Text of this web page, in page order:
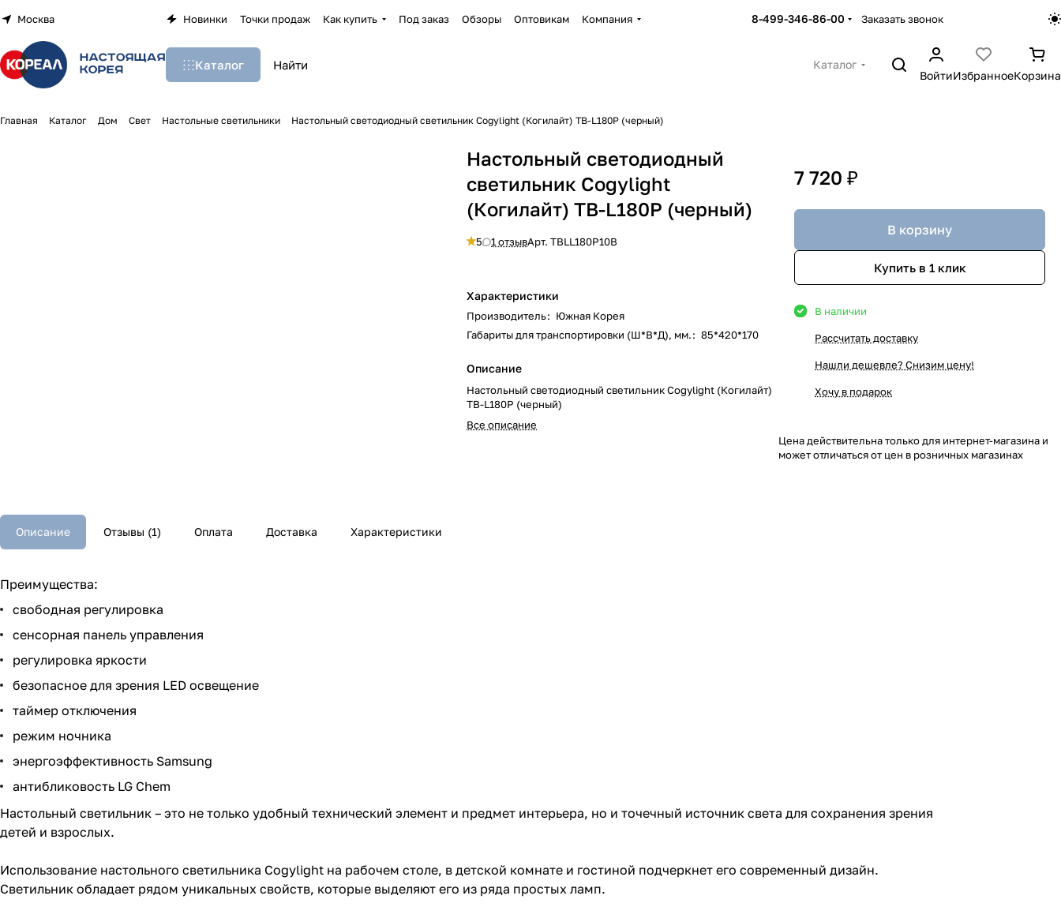
Москва Новинки Точки продаж Как купить Под заказ Обзоры Оптовикам Компания 8-499-346-86-00 Заказать звонок
Каталог
Каталог
ВойтиИзбранноеКорзина
Главная Каталог Дом Свет Настольные светильники Настольный светодиодный светильник Cogylight (Когилайт) TB-L180P (черный)
Настольный светодиодный
светильник Cogylight
(Когилайт) TB-L180P (черный)
5 1 отзывАрт.TBLL180P10B
Характеристики
Производитель: Южная Корея
Габариты для транспортировки (Ш*В*Д), мм.: 85*420*170
Описание
Настольный светодиодный светильник Cogylight (Когилайт)
TB-L180P (черный)
Все описание
7 720 ₽
В корзину
Купить в 1 клик
В наличии
Рассчитать доставку
Нашли дешевле? Снизим цену!
Хочу в подарок
Цена действительна только для интернет-магазина и
может отличаться от цен в розничных магазинах
Описание Отзывы (1) Оплата Доставка Характеристики
Преимущества:
свободная регулировка
сенсорная панель управления
регулировка яркости
безопасное для зрения LED освещение
таймер отключения
режим ночника
энергоэффективность Samsung
антибликовость LG Chem
Настольный светильник – это не только удобный технический элемент и предмет интерьера, но и точечный источник света для сохранения зрения
детей и взрослых.
Использование настольного светильника Cogylight на рабочем столе, в детской комнате и гостиной подчеркнет его современный дизайн.
Светильник обладает рядом уникальных свойств, которые выделяют его из ряда простых ламп.